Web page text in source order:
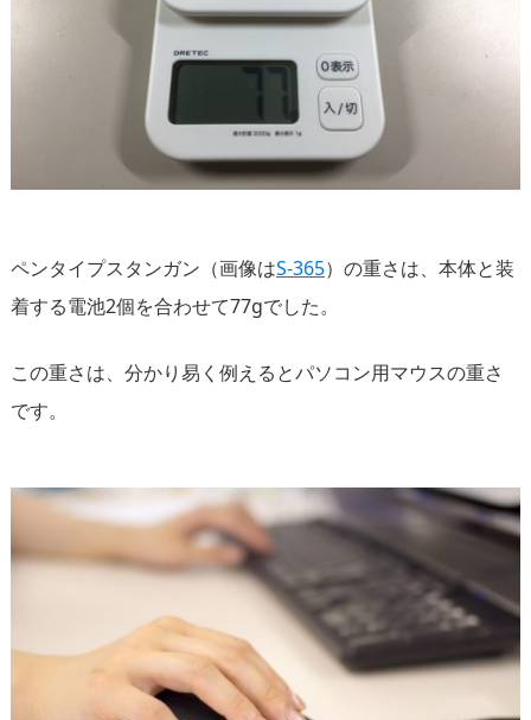
ペンタイプスタンガン（画像はS-365）の重さは、本体と装
着する電池2個を合わせて77gでした。
この重さは、分かり易く例えるとパソコン用マウスの重さ
です。